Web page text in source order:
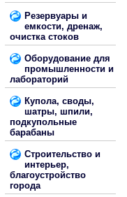
Резервуары и
емкости, дренаж,
очистка стоков
Оборудование для
промышленности и
лабораторий
Купола, своды,
шатры, шпили,
подкупольные
барабаны
Строительство и
интерьер,
благоустройство
города